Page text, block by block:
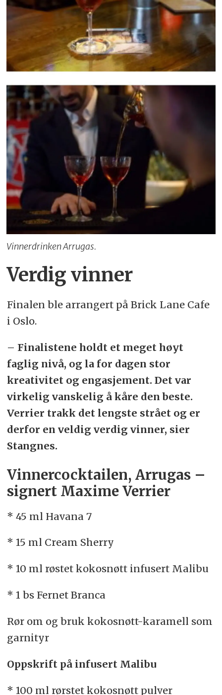
Vinnerdrinken Arrugas.
Verdig vinner
Finalen ble arrangert på Brick Lane Cafe
i Oslo.
– Finalistene holdt et meget høyt
faglig nivå, og la for dagen stor
kreativitet og engasjement. Det var
virkelig vanskelig å kåre den beste.
Verrier trakk det lengste strået og er
derfor en veldig verdig vinner, sier
Stangnes.
Vinnercocktailen, Arrugas –
signert Maxime Verrier
* 45 ml Havana 7
* 15 ml Cream Sherry
* 10 ml røstet kokosnøtt infusert Malibu
* 1 bs Fernet Branca
Rør om og bruk kokosnøtt-karamell som
garnityr
Oppskrift på infusert Malibu
* 100 ml rørstet kokosnøtt pulver